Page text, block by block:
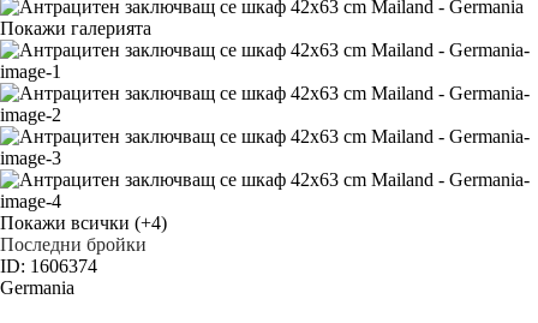
Покажи галерията
Покажи всички (+4)
Последни бройки
ID: 1606374
Germania